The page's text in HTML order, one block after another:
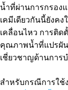
น้ำที่ผ่านการกรอง
เคมีเดียวกันนี้ยังค
เคลื่อนไหว การติด
คุณภาพน้ำที่แปรผัน
เชี่ยวชาญด้านการ
สำหรับกรณีการใช้